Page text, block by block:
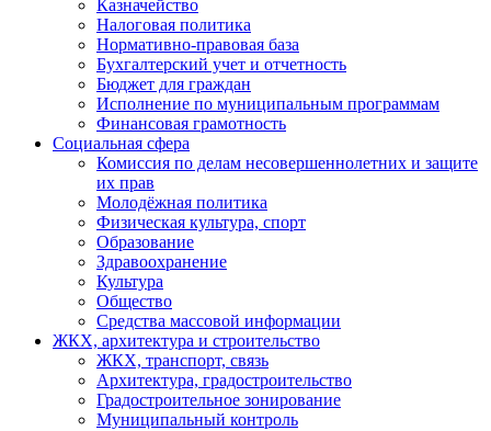
Казначейство
Налоговая политика
Нормативно-правовая база
Бухгалтерский учет и отчетность
Бюджет для граждан
Исполнение по муниципальным программам
Финансовая грамотность
Социальная сфера
Комиссия по делам несовершеннолетних и защите
их прав
Молодёжная политика
Физическая культура, спорт
Образование
Здравоохранение
Культура
Общество
Средства массовой информации
ЖКХ, архитектура и строительство
ЖКХ, транспорт, связь
Архитектура, градостроительство
Градостроительное зонирование
Муниципальный контроль